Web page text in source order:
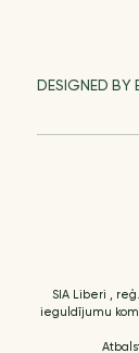
DESIGNED BY
SIA Liberi ,
ieguldījumu